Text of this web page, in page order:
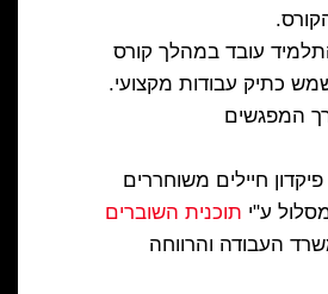
עובד במהלך קורס
כתיק עבודות מקצועי.
המפגשים
חיילים משוחררים
ע"י תוכנית השוברים
העבודה והרווחה